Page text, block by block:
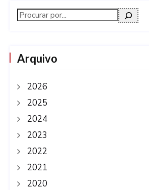
Arquivo
2026
2025
2024
2023
2022
2021
2020